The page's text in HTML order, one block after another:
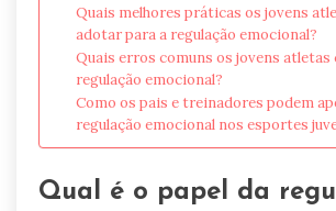
Quais melhores práticas os jovens
adotar para a regulação emocional?
Quais erros comuns os jovens atletas
regulação emocional?
Como os pais e treinadores podem
regulação emocional nos esportes
Qual é o papel da